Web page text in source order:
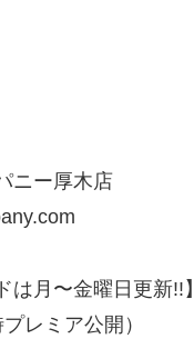
ニー厚木店
は月〜金曜日更新!!】
レミア公開）